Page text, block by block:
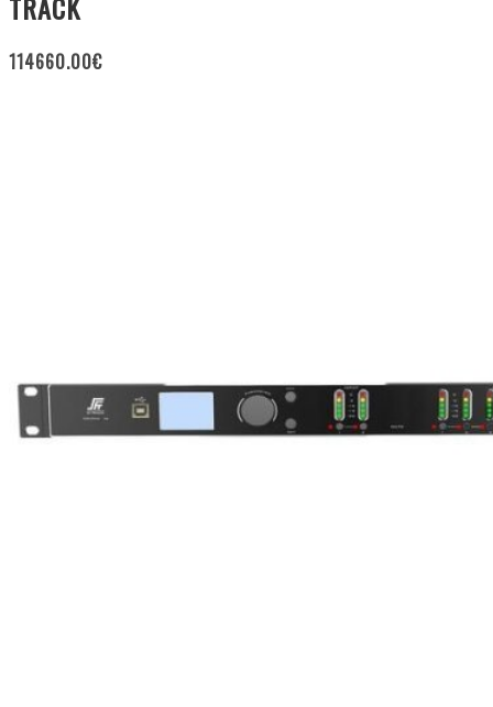
114660.00€